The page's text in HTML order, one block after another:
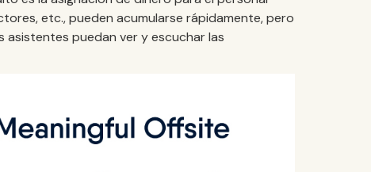
etc., pueden acumularse rápidamente, pero
asistentes puedan ver y escuchar las